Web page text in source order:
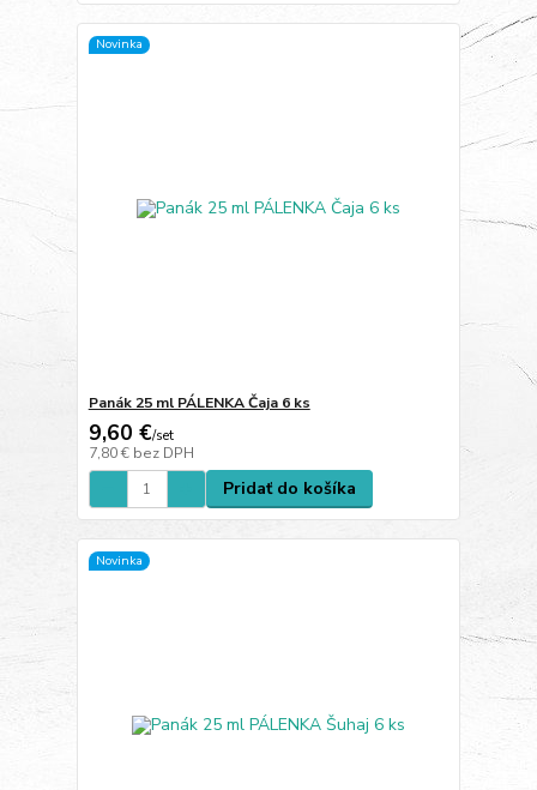
Novinka
Panák 25 ml PÁLENKA Čaja 6 ks
9,60 €/set
7,80 € bez DPH
Pridať do košíka
Novinka